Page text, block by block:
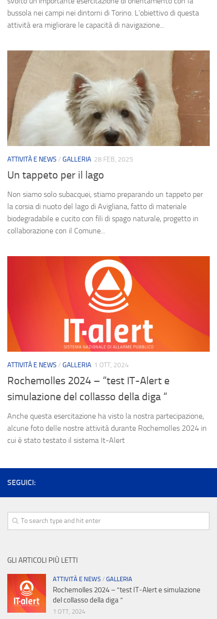
bussola nei campi nei dintorni di Torino. L’obiettivo di questa
attività era migliorare le capacità di navigazione...
ATTIVITÀ E NEWS / GALLERIA 28 FEB, 2025
Un tappeto per il lago
Non siamo solo subacquei, stiamo preparando un tappeto per
la corsia di nuoto del lago di Avigliana, fatto di materiale
biodegradabile e cucito con fili di spago naturale, progetto in
collaborazione con il Comune...
ATTIVITÀ E NEWS / GALLERIA 1 OTT, 2024
Rochemolles 2024 – “test IT-Alert e
simulazione del collasso della diga “
Anche questa esercitazione ha visto la nostra partecipazione,
alcune foto delle nostre attività durante Rochemolles 2024 in
cui è stato testato il sistema It-Alert
SEGUICI:
GLI ARTICOLI PIÙ LETTI
ATTIVITÀ E NEWS / GALLERIA
Rochemolles 2024 – “test IT-Alert e simulazione
del collasso della diga “
1 OTT, 2024